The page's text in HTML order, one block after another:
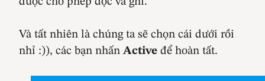
Và tất nhiên là chúng ta sẽ chọn cái dưới rồi
nhỉ :)), các bạn nhấn Active để hoàn tất.